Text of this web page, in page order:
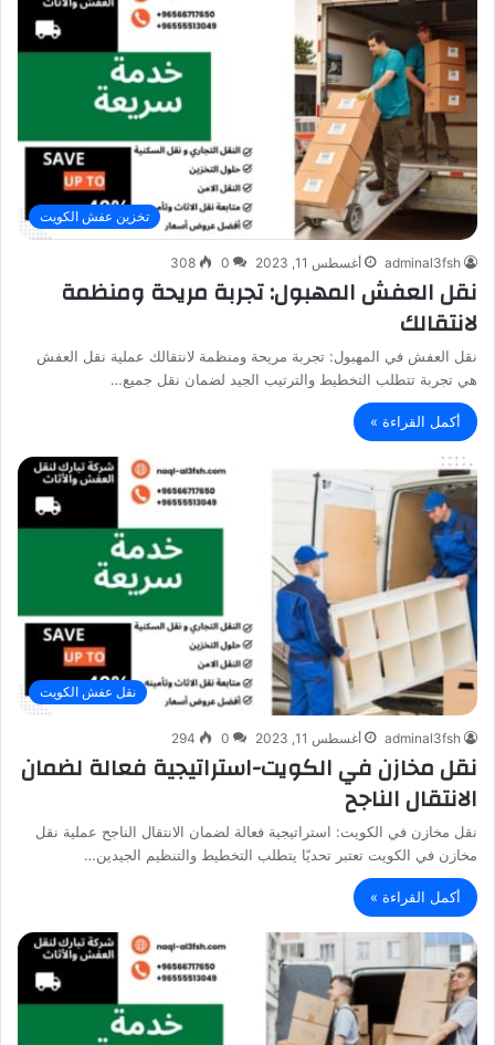
تخزين عفش الكويت
adminal3fsh أغسطس 11, 2023 0
308
نقل العفش المهبول: تجربة مريحة ومنظمة
لانتقالك
نقل العفش في المهبول: تجربة مريحة ومنظمة لانتقالك عملية نقل العفش
هي تجربة تتطلب التخطيط والترتيب الجيد لضمان نقل جميع…
أكمل القراءة »
نقل عفش الكويت
adminal3fsh أغسطس 11, 2023 0
294
نقل مخازن في الكويت-استراتيجية فعالة لضمان
الانتقال الناجح
نقل مخازن في الكويت: استراتيجية فعالة لضمان الانتقال الناجح عملية نقل
مخازن في الكويت تعتبر تحديًا يتطلب التخطيط والتنظيم الجيدين…
أكمل القراءة »